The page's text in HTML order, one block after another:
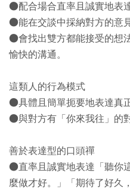
●配合場合直率且誠實地表
●能在交談中採納對方的意見
●會找出雙方都能接受的想
愉快的溝通。
這類人的行為模式
●具體且簡單扼要地表達真
●與對方有「你來我往」的
善於表達型的口頭禪
●直率且誠實地表達「聽你
麼做才好。」「期待了好久